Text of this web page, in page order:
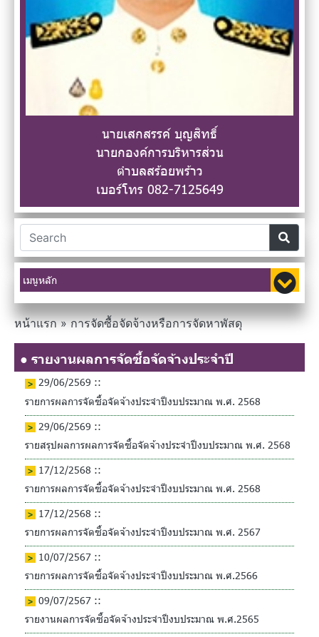
นายเสกสรรค์ บุญสิทธิ์
นายกองค์การบริหารส่วน
ตำบลสร้อยพร้าว
เบอร์โทร 082-7125649
เมนูหลัก
หน้าแรก»การจัดซื้อจัดจ้างหรือการจัดหาพัสดุ
● รายงานผลการจัดซื้อจัดจ้างประจำปี
29/06/2569 ::
รายการผลการจัดซื้อจัดจ้างประจำปีงบประมาณ พ.ศ. 2568
29/06/2569 ::
รายสรุปผลการผลการจัดซื้อจัดจ้างประจำปีงบประมาณ พ.ศ. 2568
17/12/2568 ::
รายการผลการจัดซื้อจัดจ้างประจำปีงบประมาณ พ.ศ. 2568
17/12/2568 ::
รายการผลการจัดซื้อจัดจ้างประจำปีงบประมาณ พ.ศ. 2567
10/07/2567 ::
รายการผลการจัดซื้อจัดจ้างประจำปีงบประมาณ พ.ศ.2566
09/07/2567 ::
รายงานผลการจัดซื้อจัดจ้างประจำปีงบประมาณ พ.ศ.2565